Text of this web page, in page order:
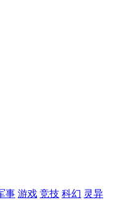
事 游戏 竞技 科幻 灵异